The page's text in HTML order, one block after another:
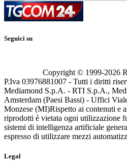
Seguici su
Copyright © 1999-2026
P.Iva 03976881007 - Tutti i diritti
Mediamond S.p.A. - RTI S.p.A.,
Amsterdam (Paesi Bassi) - Uffici
Monzese (MI)Rispetto ai contenuti e
riprodotti è vietata ogni utilizzazione
sistemi di intelligenza artificiale
espresso di utilizzare mezzi
Legal